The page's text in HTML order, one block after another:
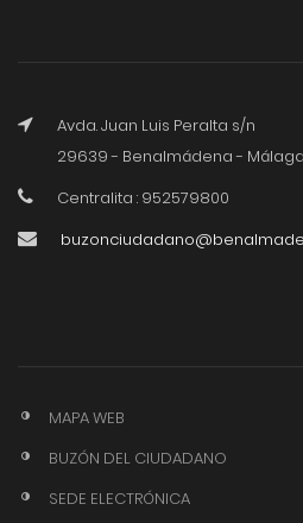
Avda. Juan Luis Peralta s/n
29639 - Benalmádena - Málaga
Centralita : 952579800
MAPA WEB
BUZÓN DEL CIUDADANO
SEDE ELECTRÓNICA